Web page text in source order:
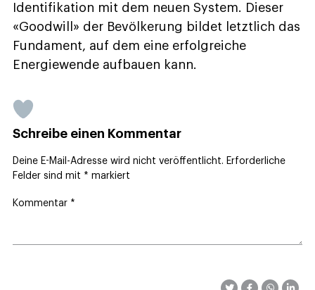
Identifikation mit dem neuen System. Dieser
«Goodwill» der Bevölkerung bildet letztlich das
Fundament, auf dem eine erfolgreiche
Energiewende aufbauen kann.
Schreibe einen Kommentar
Deine E-Mail-Adresse wird nicht veröffentlicht. Erforderliche
Felder sind mit * markiert
Kommentar *